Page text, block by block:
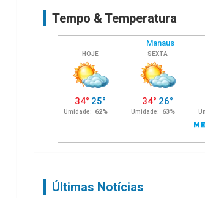
Tempo & Temperatura
Últimas Notícias